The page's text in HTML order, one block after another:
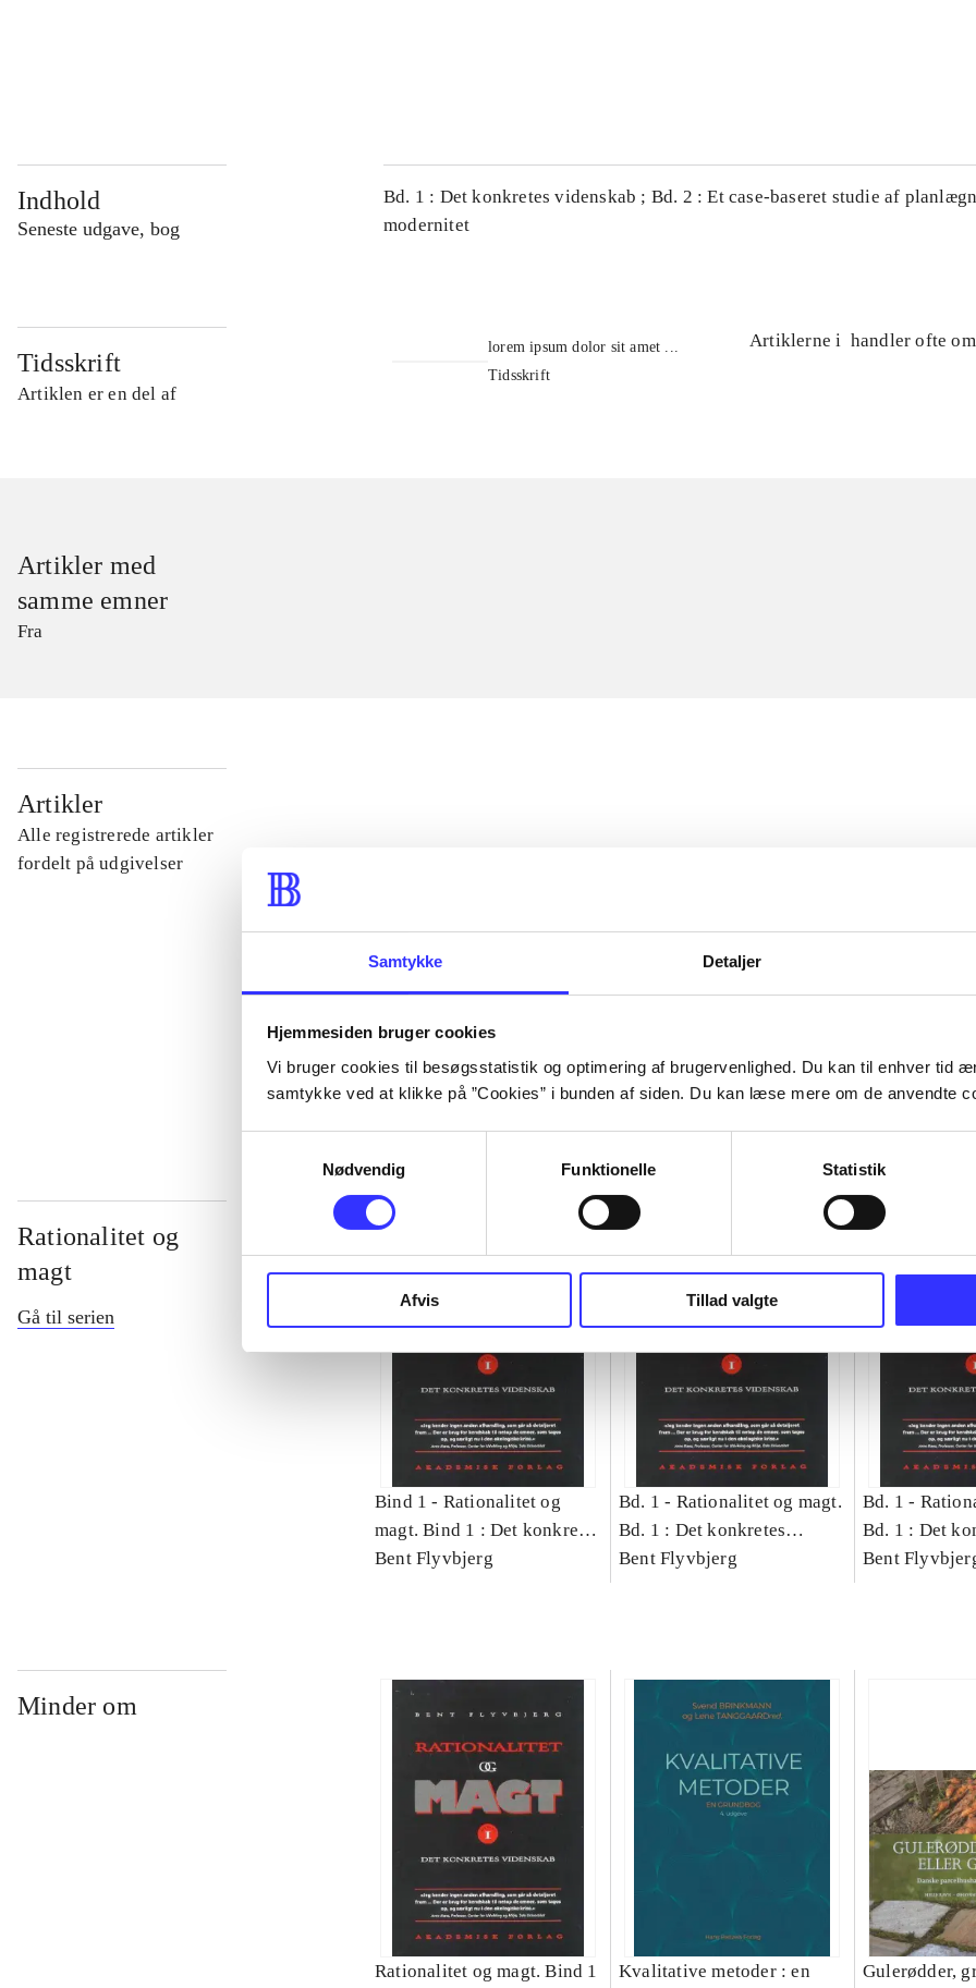
Samtykke Detaljer
Hjemmesiden bruger cookies
Vi bruger cookies til besøgsstatistik og optimering af brugervenlighed. Du kan til enhver tid
samtykke ved at klikke på ”Cookies” i bunden af siden. Du kan læse mere om de anvendte
Nødvendig
Funktionelle Statistik
Afvis Tillad valgte
Indhold
Seneste udgave, bog
Bd. 1 : Det konkretes videnskab ; Bd. 2 : Et case-baseret studie af
modernitet
Tidsskrift
Artiklen er en del af
lorem ipsum dolor sit amet ...
Tidsskrift
Artiklerne i handler ofte om
Artikler med
samme emner
Fra
Artikler
Alle registrerede artikler
fordelt på udgivelser
...
...
...
Rationalitet og
magt
Gå til serien
Bind 1 - Rationalitet og
magt. Bind 1 : Det konkretes
videnskab
Bent Flyvbjerg
Bd. 1 - Rationalitet og magt.
Bd. 1 : Det konkretes
videnskab
Bent Flyvbjerg
Bd. 1 -
Bd. 1 : Det
videnskab
Bent
Minder om
Rationalitet og magt. Bind 1
Kvalitative metoder : en
Gulerødder,